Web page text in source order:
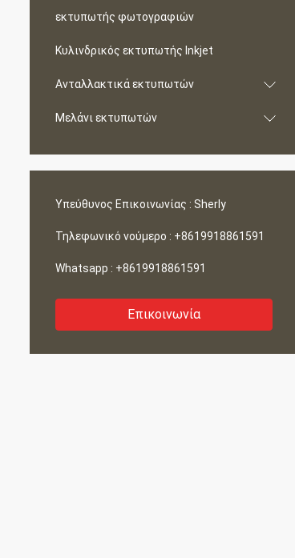
εκτυπωτής φωτογραφιών
Κυλινδρικός εκτυπωτής Inkjet
Ανταλλακτικά εκτυπωτών
Μελάνι εκτυπωτών
Υπεύθυνος Επικοινωνίας : Sherly
Τηλεφωνικό νούμερο : +8619918861591
Whatsapp : +8619918861591
Επικοινωνία